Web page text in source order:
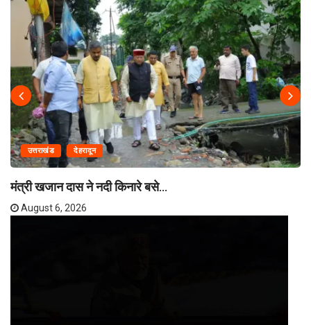
उत्तराखंड देहरादून
मंत्री खजान दास ने नदी किनारे बसे...
August 6, 2026